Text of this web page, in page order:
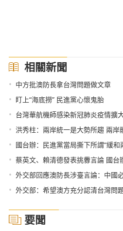
相關新聞
• 中方批澳防長拿台灣問題做文章
• 盯上“海底撈” 民進黨心懷鬼胎
• 台灣華航機師感染新冠肺炎疫情擴
• 洪秀柱：兩岸統一是大勢所趨 兩岸
• 國台辦：民進黨當局撕下所謂“緩和
• 蔡英文、賴清德發表挑釁言論 國台
• 外交部回應澳防長涉臺言論：中國
• 外交部：希望澳方充分認清台灣問題的高度
要聞